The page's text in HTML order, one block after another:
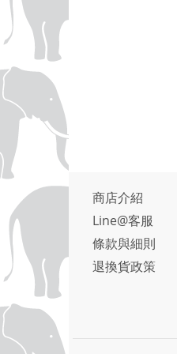
商店介紹
Line@客服
條款與細則
退換貨政策